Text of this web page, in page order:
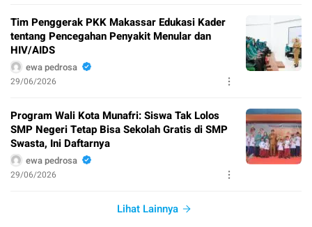
Tim Penggerak PKK Makassar Edukasi Kader
tentang Pencegahan Penyakit Menular dan
HIV/AIDS
ewa pedrosa
29/06/2026
Program Wali Kota Munafri: Siswa Tak Lolos
SMP Negeri Tetap Bisa Sekolah Gratis di SMP
Swasta, Ini Daftarnya
ewa pedrosa
29/06/2026
Lihat Lainnya